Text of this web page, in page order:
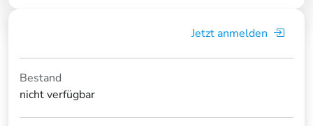
Jetzt anmelden
Bestand
nicht verfügbar